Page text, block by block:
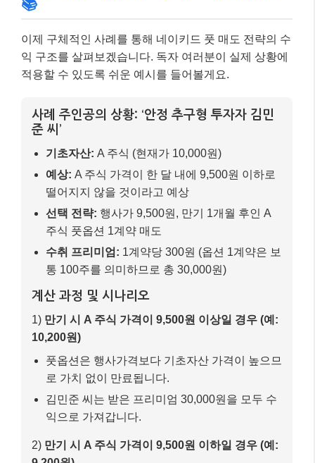
선택 전략:
행사가 9,500원, 만기 1개월 후인 A
주식 풋옵션 1계약 매도
수취 프리미엄: 1계약당 300원 (옵션 1계약은 보
계산 과정 및 시나리오
1)
만기 시 A 주식 가격이 9,500원 이상일 경우 (예:
10,200원)
풋옵션은 행사가격보다 기초자산 가격이 높으므
로 가치 없이 만료됩니다.
김민준 씨는 받은 프리미엄 30,000원을 모두 수
익으로 가져갑니다.
만기 시 A 주식 가격이 9,500원 이하일 경우 (예:
풋옵션은 행사가격보다 기초자산 가격이 낮으므
로 매수자가 권리를 행사합니다.
김민준 씨는 A 주식 100주를 9,500원에 매수해
야 할 의무가 발생합니다.
실제 시장가(9,200원)와 행사가(9,500원)의 차이
만큼 손실이 발생합니다. (9,500원 – 9,200원) *
100주 = 30,000원 손실
하지만 이미 받은 프리미엄 30,000원이 있으므
로, 최종 손익은 0원이 됩니다.